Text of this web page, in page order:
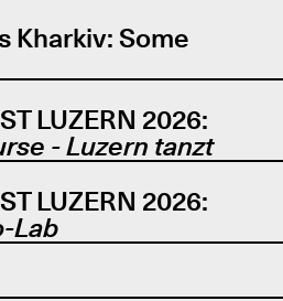
Kharkiv: Some
LUZERN 2026:
- Luzern tanzt
LUZERN 2026:
Lab